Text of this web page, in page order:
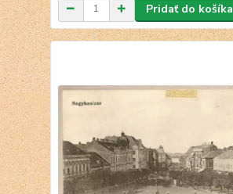
Pridať do košíka